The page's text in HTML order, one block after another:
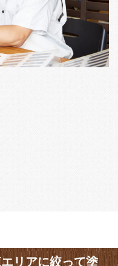
リアに絞って塗